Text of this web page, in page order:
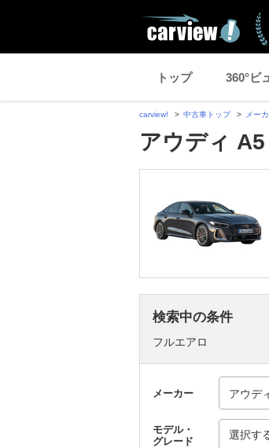
トップ 360°ビ
carview! 中古車トップ メー
アウディ
検索中の条件
フルエアロ
メーカー
モデル・
グレード
選択す